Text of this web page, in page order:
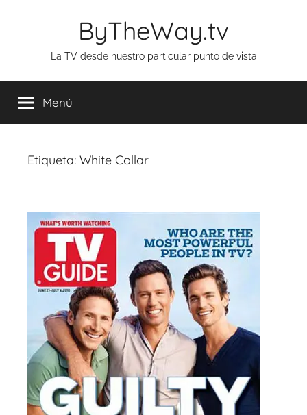
ByTheWay.tv
La TV desde nuestro particular punto de vista
Menú
Etiqueta: White Collar